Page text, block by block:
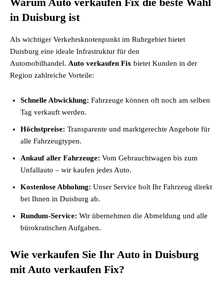
in Duisburg ist
Als wichtiger Verkehrsknotenpunkt im Ruhrgebiet bietet
Duisburg eine ideale Infrastruktur für den
Automobilhandel. Auto verkaufen Fix bietet Kunden in der
Region zahlreiche Vorteile:
Schnelle Abwicklung: Fahrzeuge können oft noch am selben
Tag verkauft werden.
Höchstpreise: Transparente und marktgerechte Angebote für
alle Fahrzeugtypen.
Ankauf aller Fahrzeuge: Vom Gebrauchtwagen bis zum
Unfallauto – wir kaufen jedes Auto.
Kostenlose Abholung: Unser Service holt Ihr Fahrzeug direkt
bei Ihnen in Duisburg ab.
Rundum-Service: Wir übernehmen die Abmeldung und alle
bürokratischen Aufgaben.
Wie verkaufen Sie Ihr Auto in Duisburg
mit Auto verkaufen Fix?